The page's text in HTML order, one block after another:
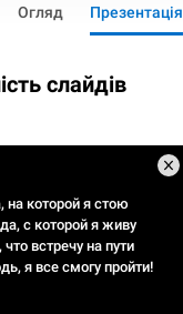
Огляд Презентація
слайдів
на которой я стою
с которой я живу
встречу на пути
я все смогу пройти!